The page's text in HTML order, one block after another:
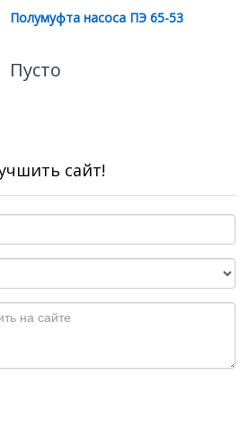
Полумуфта насоса ПЭ 65-53
Пусто
сайт!